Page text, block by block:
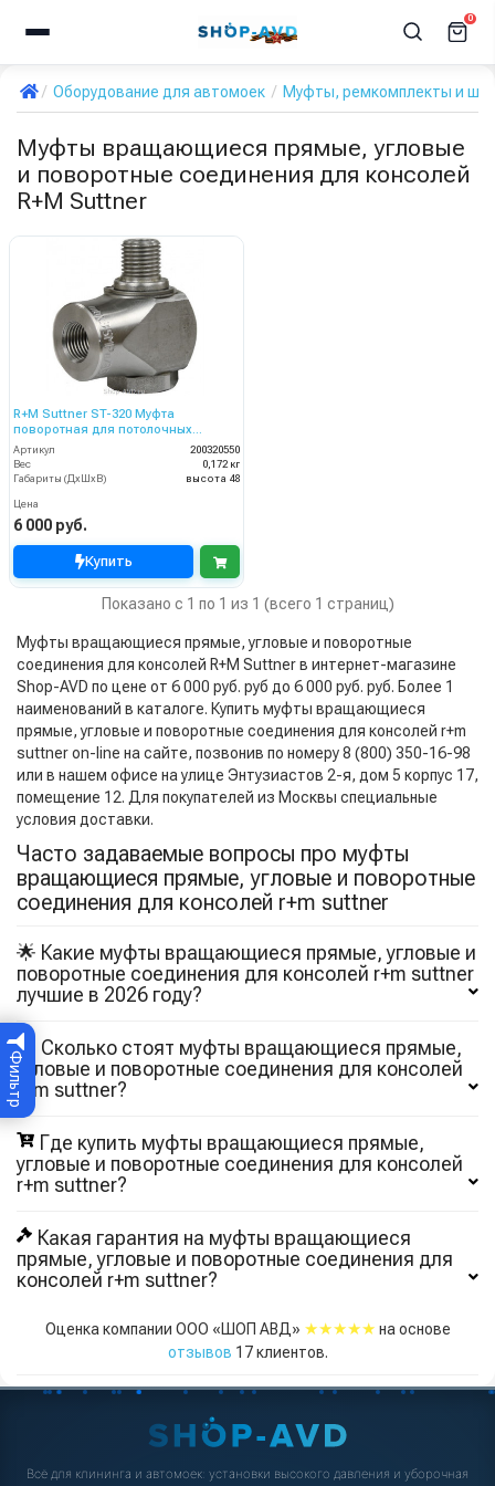
0
Оборудование для автомоек Муфты, ремкомплекты и
Фильтр
Муфты вращающиеся прямые, угловые
и поворотные соединения для консолей
R+M Suttner
R+M Suttner ST-320 Муфта
поворотная для потолочных
консолей
Артикул
200320550
Вес
0,172 кг
Габариты (ДхШхВ)
высота 48
Цена
6 000 руб.
Купить
Показано с 1 по 1 из 1 (всего 1 страниц)
Муфты вращающиеся прямые, угловые и поворотные
соединения для консолей R+M Suttner в интернет-магазине
Shop-AVD по цене от 6 000 руб. руб до 6 000 руб. руб. Более 1
наименований в каталоге. Купить муфты вращающиеся
прямые, угловые и поворотные соединения для консолей r+m
suttner on-line на сайте, позвонив по номеру 8 (800) 350-16-98
или в нашем офисе на улице Энтузиастов 2-я, дом 5 корпус 17,
помещение 12. Для покупателей из Москвы специальные
условия доставки.
Часто задаваемые вопросы про муфты
вращающиеся прямые, угловые и поворотные
соединения для консолей r+m suttner
🌟 Какие муфты вращающиеся прямые, угловые и
поворотные соединения для консолей r+m suttner
лучшие в 2026 году?
🔖 Сколько стоят муфты вращающиеся прямые,
угловые и поворотные соединения для консолей
r+m suttner?
Где купить муфты вращающиеся прямые,
угловые и поворотные соединения для консолей
r+m suttner?
Какая гарантия на муфты вращающиеся
прямые, угловые и поворотные соединения для
консолей r+m suttner?
Оценка компании ООО «ШОП АВД» ★★★★★ на основе
отзывов 17клиентов.
Всё для клининга и автомоек: установки высокого давления и уборочная